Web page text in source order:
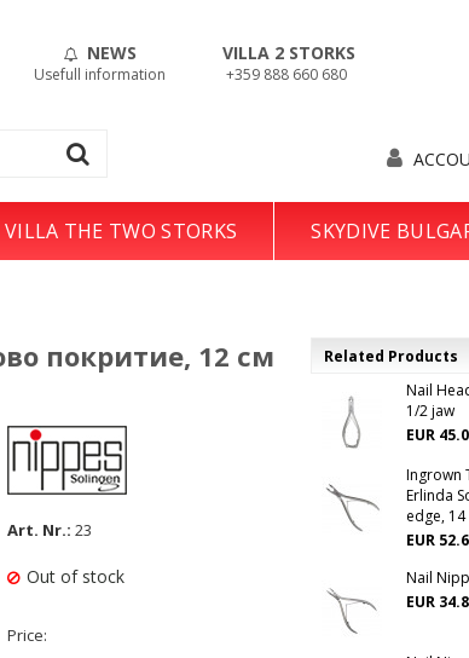
NEWS
Usefull information
VILLA 2 STORKS
+359 888 660 680
VILLA THE TWO STORKS SKYDIVE
покритие, 12 см
Art. Nr.: 23
Out of stock
Price:
Related Products
Nail
1/2 jaw
EUR
Ingrown
Erlinda
edge, 14
EUR
Nail
EUR